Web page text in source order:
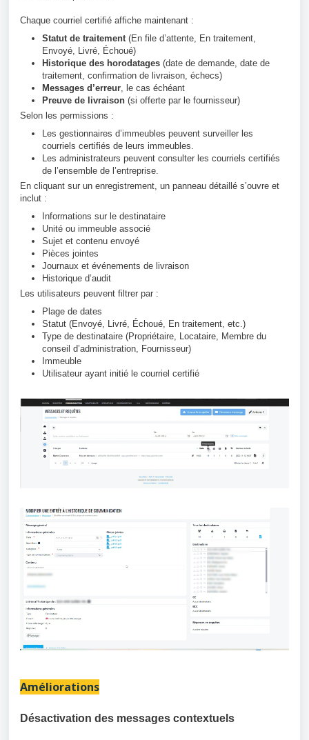
Chaque courriel certifié affiche maintenant :
Statut de traitement(En file d’attente, En traitement,
Envoyé, Livré, Échoué)
Historique des horodatages (date de demande, date de
traitement, confirmation de livraison, échecs)
Messages d’erreur, le cas échéant
Preuve de livraison (si offerte par le fournisseur)
Selon les permissions :
Les gestionnaires d’immeubles peuvent surveiller les
courriels certifiés de leurs immeubles.
Les administrateurs peuvent consulter les courriels certifiés
de l’ensemble de l’entreprise.
En cliquant sur un enregistrement, un panneau détaillé s’ouvre et
inclut :
Informations sur le destinataire
Unité ou immeuble associé
Sujet et contenu envoyé
Pièces jointes
Journaux et événements de livraison
Historique d’audit
Les utilisateurs peuvent filtrer par :
Plage de dates
Statut (Envoyé, Livré, Échoué, En traitement, etc.)
Type de destinataire (Propriétaire, Locataire, Membre du
conseil d’administration, Fournisseur)
Immeuble
Utilisateur ayant initié le courriel certifié
Améliorations
Désactivation des messages contextuels